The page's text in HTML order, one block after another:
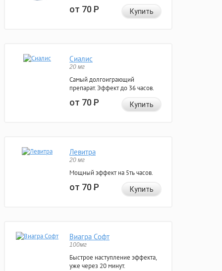
от 70Р Купить
Сиалис
20 мг
Самый долгоиграющий
препарат. Эффект до 36 часов.
от 70Р Купить
Левитра
20 мг
Мощный эффект на 5ть часов.
от 70Р Купить
Виагра Софт
100мг
Быстрое наступление эффекта,
уже через 20 минут.